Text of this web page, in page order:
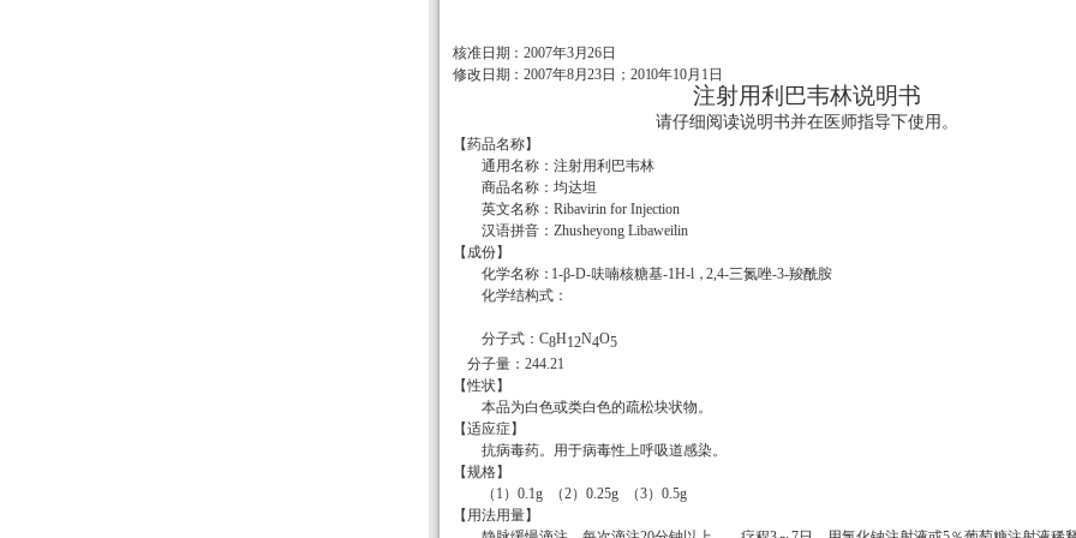
核准日期：2007年3月26日
修改日期：2007年8月23日；2010年10月1日
注射用利巴韦林说明书
请仔细阅读说明书并在医师指导下使用。
【药品名称】
通用名称：注射用利巴韦林
商品名称：均达坦
英文名称： Ribavirin for Injection
汉语拼音： Zhusheyong Libaweilin
【成份】
化学名称 ： 1-β-D-呋喃核糖基-1H-l ，2,4-三氮唑-3-羧酰胺
化学结构式：
分子式：C8H12N4O5
分子量：244.21
【性状】
本品为白色或类白色的疏松块状物。
【适应症】
抗病毒药。用于病毒性上呼吸道感染。
【规格】
（1）0.1g （2）0.25g （3）0.5g
【用法用量】